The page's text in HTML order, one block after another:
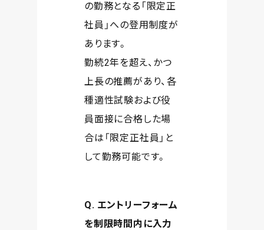
の勤務となる「限定正
社員」への登用制度が
あります。
勤続2年を超え、かつ
上長の推薦があり、各
種適性試験および役
員面接に合格した場
合は「限定正社員」と
して勤務可能です。
Q. エントリーフォーム
を制限時間内に入力